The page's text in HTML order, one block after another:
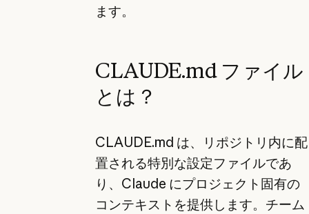
ます。
CLAUDE.md ファイル
とは？
CLAUDE.md は、リポジトリ内に配
置される特別な設定ファイルであ
り、Claude にプロジェクト固有の
コンテキストを提供します。チーム